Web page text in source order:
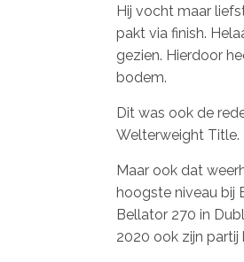
Hij vocht maar
pakt via finish.
gezien. Hierdoor
bodem.
Dit was ook de
Welterweight Title.
Maar ook dat
hoogste niveau bij
Bellator 270 in
2020 ook zijn partij